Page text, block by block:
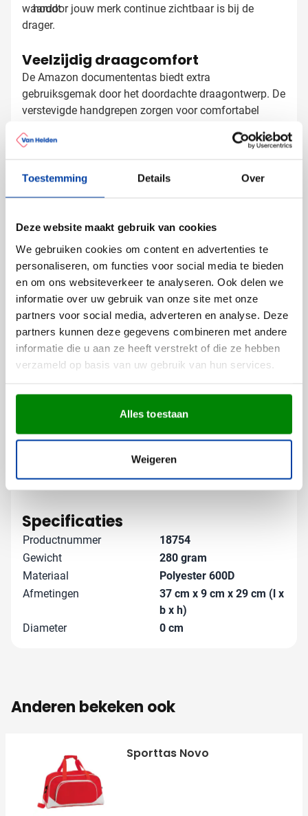
Toestemming Details Over
Deze website maakt gebruik van cookies
We gebruiken cookies om content en advertenties te
personaliseren, om functies voor social media te bieden
en om ons websiteverkeer te analyseren. Ook delen we
informatie over uw gebruik van onze site met onze
partners voor social media, adverteren en analyse. Deze
partners kunnen deze gegevens combineren met andere
informatie die u aan ze heeft verstrekt of die ze hebben
verzameld op basis van uw gebruik van hun services.
Alles toestaan
Weigeren
houdt
waardoor jouw merk continue zichtbaar is bij de
drager.
Veelzijdig draagcomfort
De Amazon documententas biedt extra
gebruiksgemak door het doordachte draagontwerp. De
verstevigde handgrepen zorgen voor comfortabel
afneembare schouderband met karabijnhaken het
heeft de gebruiker altijd de handen vrij wanneer dat
Documententas bedrukken met logo
Bij Van Helden Relatiegeschenken bedrukken we jouw
Met je bedrijfslogo in één of meerdere kleuren
Met een tekst of slogan voor extra herkenbaarheid
Met verschillende namen voor een persoonlijk tintje
Door je logo op deze professionele documententas te
laten bedrukken, creëer je een waardevol
relatiegeschenk dat dagelijks gebruikt wordt.
Gratis digitaal voorbeeld van je
Wil je zien hoe jouw logo eruit ziet op de Amazon
documententas? Vraag een gratis digitaal voorbeeld
aan en je weet precies wat je kunt verwachten. Heb je
met ons op - we denken graag met je mee voor het
perfecte resultaat!
Lees meer
Specificaties
Productnummer
18754
Gewicht
280 gram
Materiaal
Polyester 600D
Afmetingen
37 cm x 9 cm x 29 cm (l x
b x h)
Diameter
0 cm
Anderen bekeken ook
Sporttas Novo